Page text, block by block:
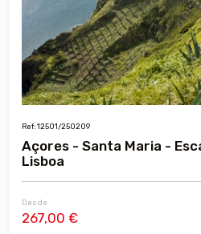
Ref: 12501/250209
Açores - Santa Maria -
Lisboa
Desde
267,00 €